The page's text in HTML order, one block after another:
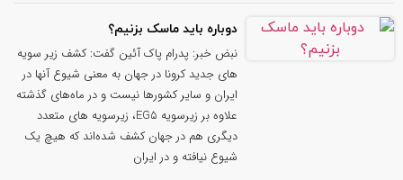
دوباره باید ماسک بزنیم؟
نبض خبر: پدرام پاک آئین گفت: کشف زیر سویه
های جدید کرونا در جهان به معنی شیوع آنها در
ایران و سایر کشورها نیست و در ماه‌های گذشته
علاوه بر زیرسویه EG۵، زیرسویه های متعدد
دیگری هم در جهان کشف شده‌اند که هیچ یک
شیوع نیافته و در ایران